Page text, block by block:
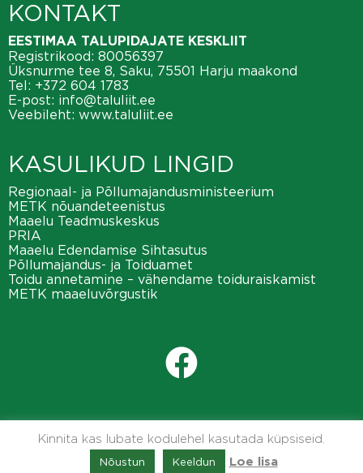
KONTAKT
EESTIMAA TALUPIDAJATE KESKLIIT
Registrikood: 80056397
Üksnurme tee 8, Saku, 75501 Harju maakond
Tel: +372 604 1783
E-post: info@taluliit.ee
Veebileht: www.taluliit.ee
KASULIKUD LINGID
Regionaal- ja Põllumajandusministeerium
METK nõuandeteenistus
Maaelu Teadmuskeskus
PRIA
Maaelu Edendamise Sihtasutus
Põllumajandus- ja Toiduamet
Toidu annetamine – vähendame toiduraiskamist
METK maaeluvõrgustik
Kinnita kas lubate kodulehel kasutada küpsiseid.
Nõustun Keeldun Loe lisa